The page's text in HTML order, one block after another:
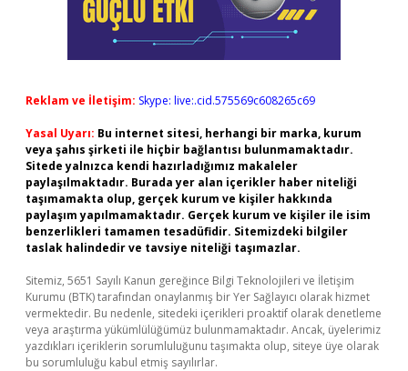
Reklam ve İletişim: Skype: live:.cid.575569c608265c69
Yasal Uyarı: Bu internet sitesi, herhangi bir marka, kurum
veya şahıs şirketi ile hiçbir bağlantısı bulunmamaktadır.
Sitede yalnızca kendi hazırladığımız makaleler
paylaşılmaktadır. Burada yer alan içerikler haber niteliği
taşımamakta olup, gerçek kurum ve kişiler hakkında
paylaşım yapılmamaktadır. Gerçek kurum ve kişiler ile isim
benzerlikleri tamamen tesadüfidir. Sitemizdeki bilgiler
taslak halindedir ve tavsiye niteliği taşımazlar.
Sitemiz, 5651 Sayılı Kanun gereğince Bilgi Teknolojileri ve İletişim
Kurumu (BTK) tarafından onaylanmış bir Yer Sağlayıcı olarak hizmet
vermektedir. Bu nedenle, sitedeki içerikleri proaktif olarak denetleme
veya araştırma yükümlülüğümüz bulunmamaktadır. Ancak, üyelerimiz
yazdıkları içeriklerin sorumluluğunu taşımakta olup, siteye üye olarak
bu sorumluluğu kabul etmiş sayılırlar.